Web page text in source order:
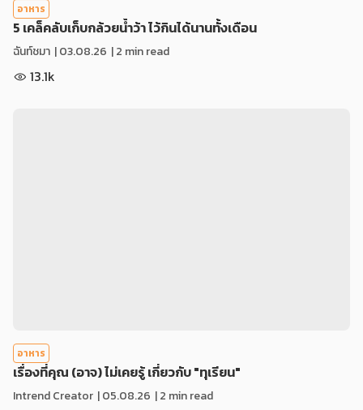
อาหาร
5 เคล็คลับเก็บกล้วยน้ำว้า ไว้กินได้นานทั้งเดือน
ฉันท์ชมา |03.08.26 | 2 min read
13.1k
อาหาร
เรื่องที่คุณ (อาจ) ไม่เคยรู้ เกี่ยวกับ "ทุเรียน"
Intrend Creator |05.08.26 | 2 min read